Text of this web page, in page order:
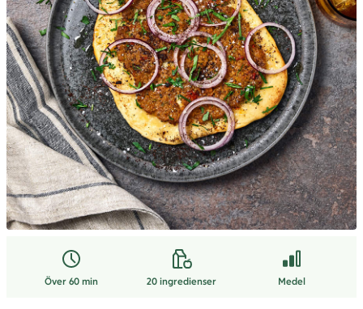
Över 60 min 20 ingredienser Medel